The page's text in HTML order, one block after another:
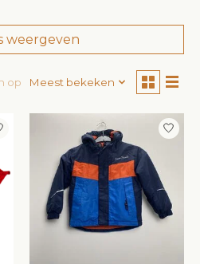
weergeven
op Meest bekeken